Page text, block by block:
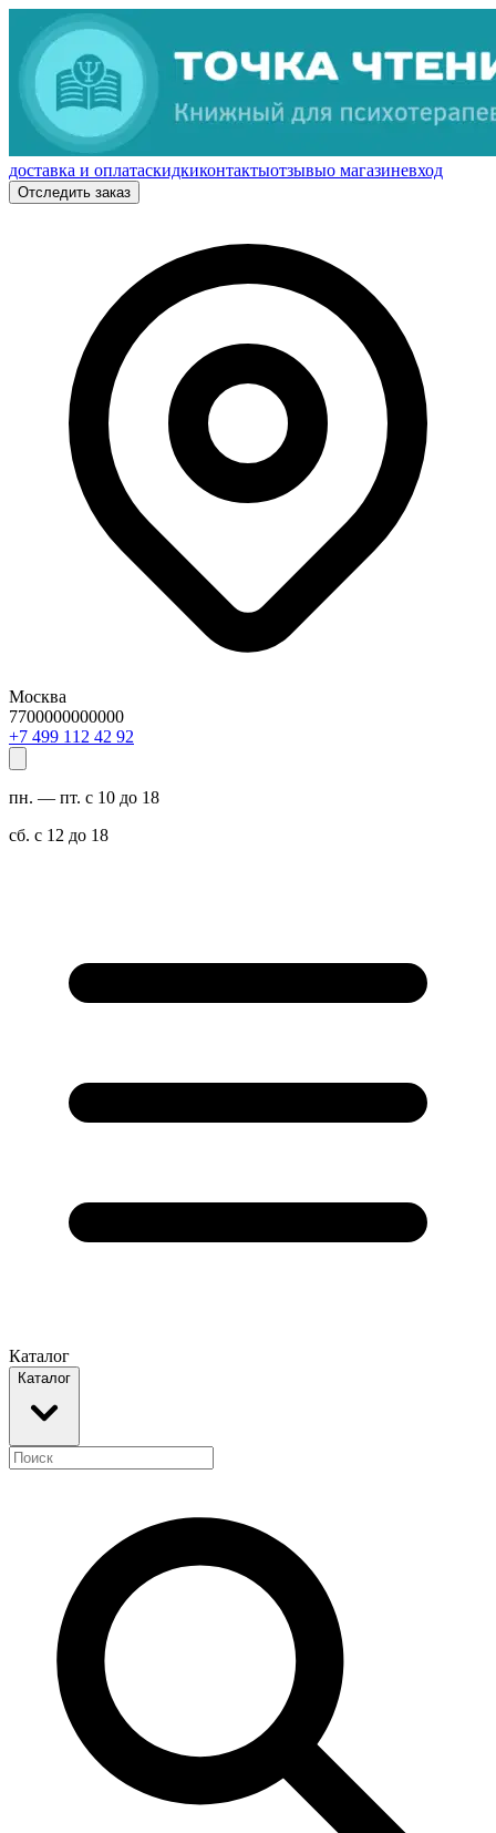
доставка и оплатаскидкиконтактыотзывыо магазиневход
Отследить заказ
Москва
7700000000000
29 24 211 994 7+
пн. — пт. с 10 до 18
сб. с 12 до 18
Каталог
Каталог